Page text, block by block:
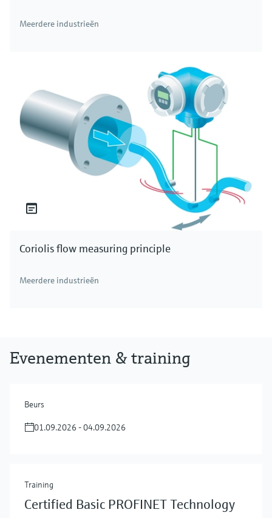
Meerdere industrieën
Coriolis flow measuring principle
Meerdere industrieën
Evenementen & training
Beurs
01.09.2026 - 04.09.2026
Training
Certified Basic PROFINET Technology